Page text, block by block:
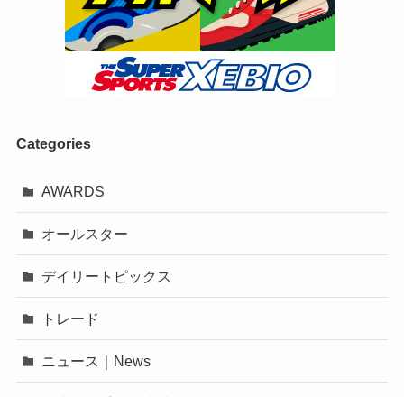
Categories
AWARDS
オールスター
デイリートピックス
トレード
ニュース｜News